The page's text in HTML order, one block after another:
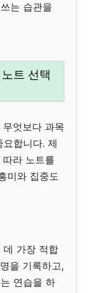
는 습관을
트 선택
엇보다 과목
합니다. 제
라 노트를
미와 집중도
데 가장 적합
을 기록하고,
연습을 하